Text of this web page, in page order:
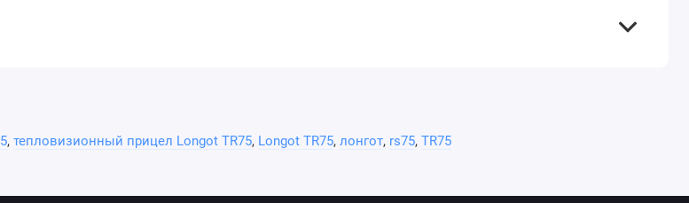
, тепловизионный прицел Longot TR75, Longot TR75, лонгот, rs75, TR75